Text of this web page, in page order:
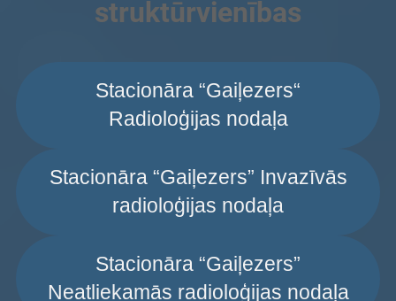
struktūrvienības
Stacionāra “Gaiļezers“
Radioloģijas nodaļa
Stacionāra “Gaiļezers” Invazīvās
radioloģijas nodaļa
Stacionāra “Gaiļezers”
Neatliekamās radioloģijas nodaļa